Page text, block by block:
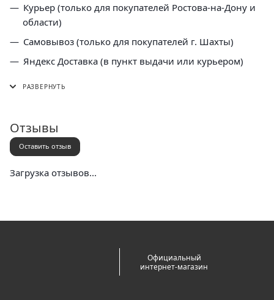
Курьер (только для покупателей Ростова-на-Дону и
области)
Самовывоз (только для покупателей г. Шахты)
Яндекс Доставка (в пункт выдачи или курьером)
Отзывы
Оставить отзыв
Загрузка отзывов...
Официальный
интернет-магазин